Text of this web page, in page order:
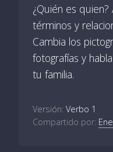
¿Quién es
términos y
Cambia los
fotografías y
tu familia.
Versión: Verbo 1
Compartido por: